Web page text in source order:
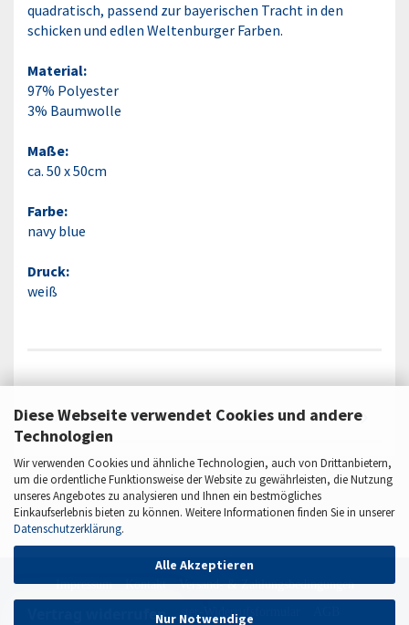
Diese Webseite verwendet Cookies und andere
Technologien
Wir verwenden Cookies und ähnliche Technologien, auch von Drittanbietern,
um die ordentliche Funktionsweise der Website zu gewährleisten, die Nutzung
unseres Angebotes zu analysieren und Ihnen ein bestmögliches
Einkaufserlebnis bieten zu können. Weitere Informationen finden Sie in unserer
Datenschutzerklärung.
Alle Akzeptieren
Nur Notwendige
quadratisch, passend zur bayerischen Tracht in den
schicken und edlen Weltenburger Farben.
Material:
97% Polyester
3% Baumwolle
Maße:
ca. 50 x 50cm
Farbe:
navy blue
Druck:
weiß
ANGABEN ZUR PRODUKTSICHERHEIT
Impressum Kontakt
Versand- & Zahlungsbedingungen
Widerrufsrecht & Muster-Widerrufsformular
Vertrag widerrufen